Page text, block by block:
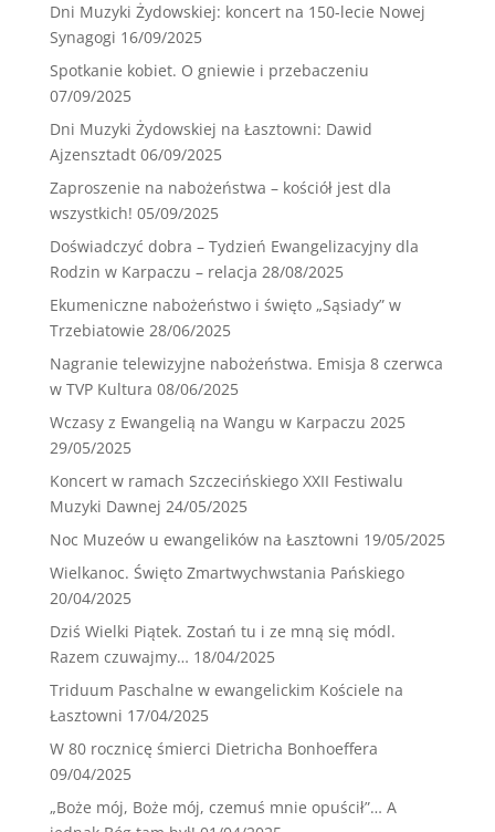
Dni Muzyki Żydowskiej: koncert na 150-lecie Nowej
Synagogi 16/09/2025
Spotkanie kobiet. O gniewie i przebaczeniu
07/09/2025
Dni Muzyki Żydowskiej na Łasztowni: Dawid
Ajzensztadt 06/09/2025
Zaproszenie na nabożeństwa – kościół jest dla
wszystkich! 05/09/2025
Doświadczyć dobra – Tydzień Ewangelizacyjny dla
Rodzin w Karpaczu – relacja 28/08/2025
Ekumeniczne nabożeństwo i święto „Sąsiady” w
Trzebiatowie 28/06/2025
Nagranie telewizyjne nabożeństwa. Emisja 8 czerwca
w TVP Kultura 08/06/2025
Wczasy z Ewangelią na Wangu w Karpaczu 2025
29/05/2025
Koncert w ramach Szczecińskiego XXII Festiwalu
Muzyki Dawnej 24/05/2025
Noc Muzeów u ewangelików na Łasztowni 19/05/2025
Wielkanoc. Święto Zmartwychwstania Pańskiego
20/04/2025
Dziś Wielki Piątek. Zostań tu i ze mną się módl.
Razem czuwajmy… 18/04/2025
Triduum Paschalne w ewangelickim Kościele na
Łasztowni 17/04/2025
W 80 rocznicę śmierci Dietricha Bonhoeffera
09/04/2025
„Boże mój, Boże mój, czemuś mnie opuścił”… A